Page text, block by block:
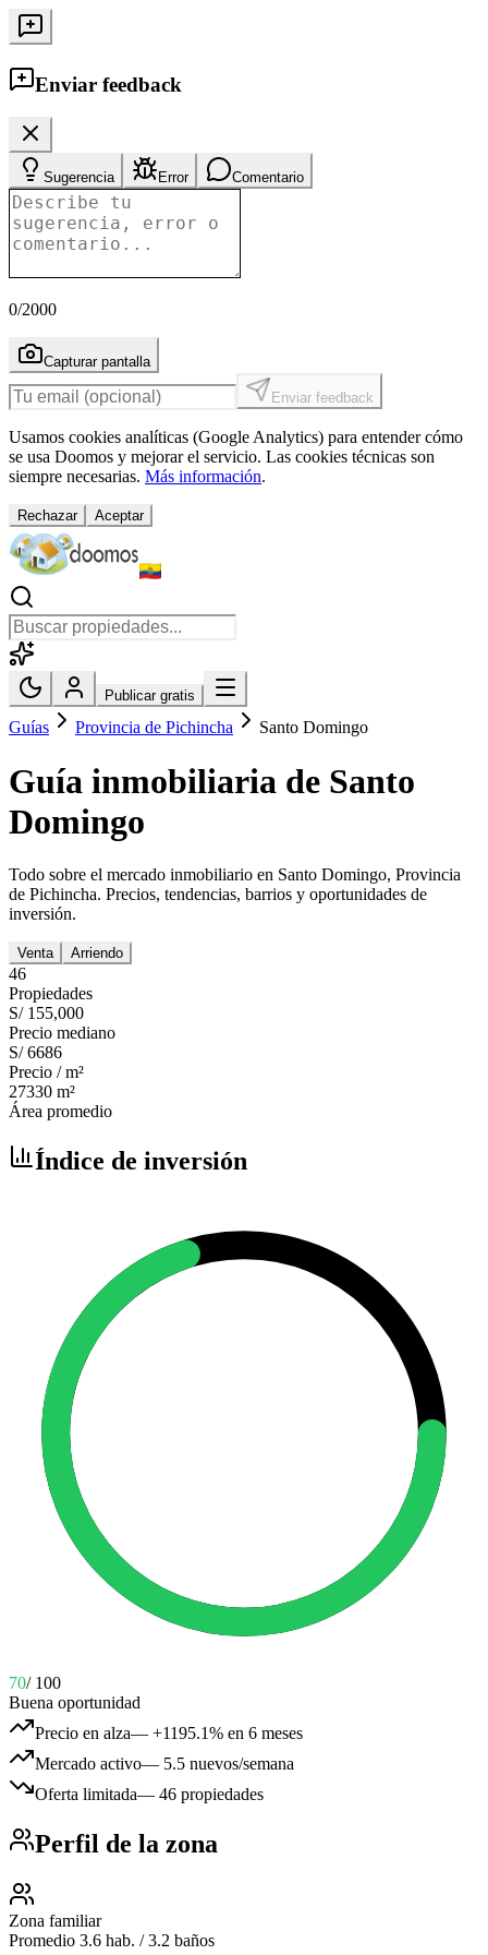
Enviar feedback
Sugerencia Error Comentario
0/2000
Capturar pantalla
Enviar feedback
Usamos cookies analíticas (Google Analytics) para entender cómo
se usa Doomos y mejorar el servicio. Las cookies técnicas son
siempre necesarias. Más información.
Rechazar Aceptar
Publicar gratis
Guías Provincia de Pichincha Santo Domingo
Guía inmobiliaria de Santo
Domingo
Todo sobre el mercado inmobiliario en Santo Domingo, Provincia
de Pichincha. Precios, tendencias, barrios y oportunidades de
inversión.
Venta Arriendo
46
Propiedades
S/ 155,000
Precio mediano
S/ 6686
Precio / m²
27330 m²
Área promedio
Índice de inversión
70/ 100
Buena oportunidad
Precio en alza— +1195.1% en 6 meses
Mercado activo— 5.5 nuevos/semana
Oferta limitada— 46 propiedades
Perfil de la zona
Zona familiar
Promedio 3.6 hab. / 3.2 baños